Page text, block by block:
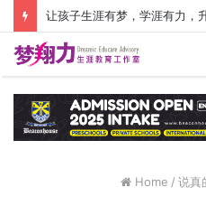
Home / 说真